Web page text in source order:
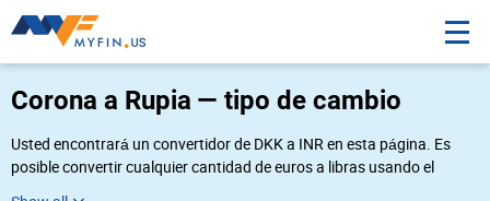
Corona a Rupia — tipo de cambio
Usted encontrará un convertidor de DKK a INR en esta página. Es
posible convertir cualquier cantidad de euros a libras usando el